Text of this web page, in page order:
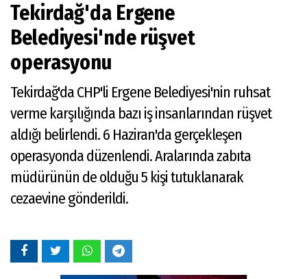
Tekirdağ'da Ergene
Belediyesi'nde rüşvet
operasyonu
Tekirdağ'da CHP'li Ergene Belediyesi'nin ruhsat
verme karşılığında bazı iş insanlarından rüşvet
aldığı belirlendi. 6 Haziran'da gerçekleşen
operasyonda düzenlendi. Aralarında zabıta
müdürünün de olduğu 5 kişi tutuklanarak
cezaevine gönderildi.